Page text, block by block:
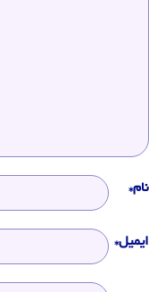
نام*
ایمیل*